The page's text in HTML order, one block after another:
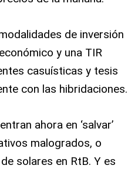
de inversión
y una TIR
casuísticas y tesis
con las hibridaciones.
ahora en ‘salvar’
malogrados, o
solares en RtB. Y es